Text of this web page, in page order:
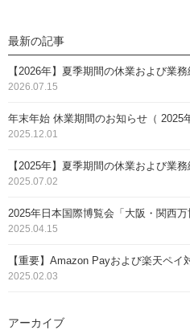
最新の記事
【2026年】夏季期間の休業および業
2026.07.15
年末年始 休業期間のお知らせ（ 2025
2025.12.01
【2025年】夏季期間の休業および業
2025.07.02
2025年日本国際博覧会「大阪・関西
2025.04.15
【重要】Amazon Payおよび楽天ペイ
2025.02.03
アーカイブ